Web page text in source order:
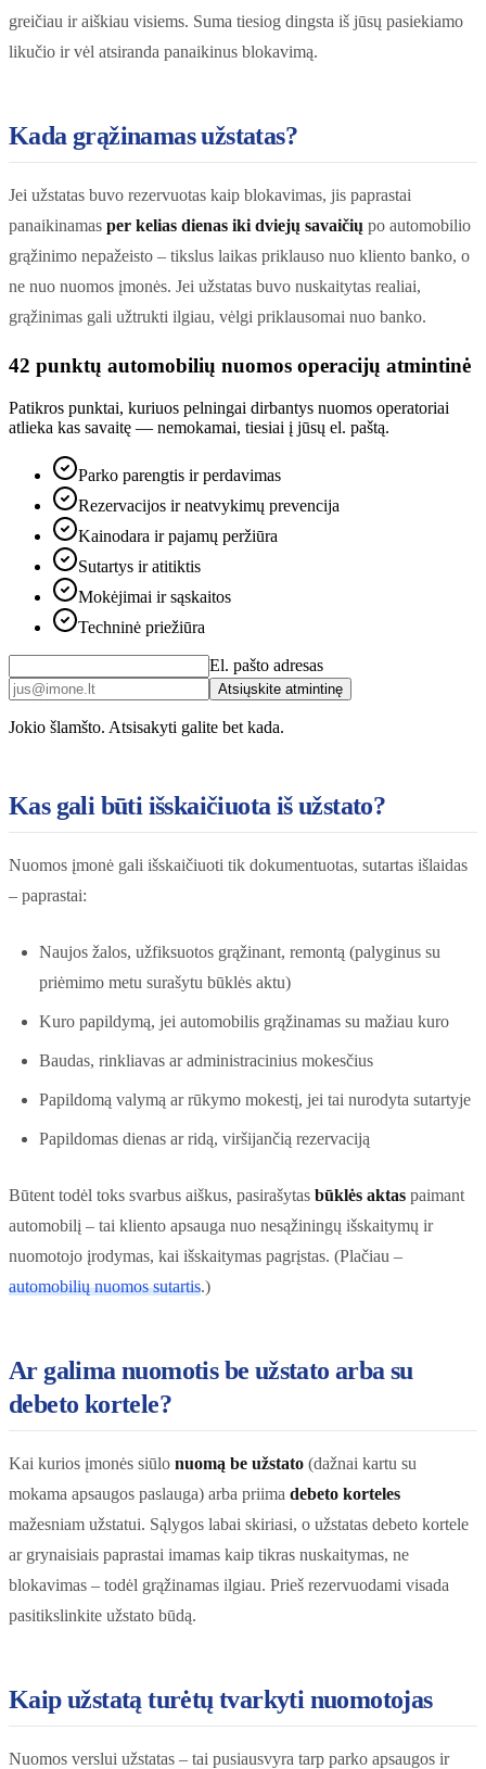
greičiau ir aiškiau visiems. Suma tiesiog dingsta iš jūsų pasiekiamo
likučio ir vėl atsiranda panaikinus blokavimą.
Kada grąžinamas užstatas?
Jei užstatas buvo rezervuotas kaip blokavimas, jis paprastai
panaikinamas per kelias dienas iki dviejų savaičių po automobilio
grąžinimo nepažeisto – tikslus laikas priklauso nuo kliento banko, o
ne nuo nuomos įmonės. Jei užstatas buvo nuskaitytas realiai,
grąžinimas gali užtrukti ilgiau, vėlgi priklausomai nuo banko.
42 punktų automobilių nuomos operacijų atmintinė
Patikros punktai, kuriuos pelningai dirbantys nuomos operatoriai
atlieka kas savaitę — nemokamai, tiesiai į jūsų el. paštą.
Parko parengtis ir perdavimas
Rezervacijos ir neatvykimų prevencija
Kainodara ir pajamų peržiūra
Sutartys ir atitiktis
Mokėjimai ir sąskaitos
Techninė priežiūra
El. pašto adresas
Atsiųskite atmintinę
Jokio šlamšto. Atsisakyti galite bet kada.
Kas gali būti išskaičiuota iš užstato?
Nuomos įmonė gali išskaičiuoti tik dokumentuotas, sutartas išlaidas
– paprastai:
Naujos žalos, užfiksuotos grąžinant, remontą (palyginus su
priėmimo metu surašytu būklės aktu)
Kuro papildymą, jei automobilis grąžinamas su mažiau kuro
Baudas, rinkliavas ar administracinius mokesčius
Papildomą valymą ar rūkymo mokestį, jei tai nurodyta sutartyje
Papildomas dienas ar ridą, viršijančią rezervaciją
Būtent todėl toks svarbus aiškus, pasirašytas būklės aktas paimant
automobilį – tai kliento apsauga nuo nesąžiningų išskaitymų ir
nuomotojo įrodymas, kai išskaitymas pagrįstas. (Plačiau –
automobilių nuomos sutartis.)
Ar galima nuomotis be užstato arba su
debeto kortele?
Kai kurios įmonės siūlo nuomą be užstato (dažnai kartu su
mokama apsaugos paslauga) arba priima debeto korteles
mažesniam užstatui. Sąlygos labai skiriasi, o užstatas debeto kortele
ar grynaisiais paprastai imamas kaip tikras nuskaitymas, ne
blokavimas – todėl grąžinamas ilgiau. Prieš rezervuodami visada
pasitikslinkite užstato būdą.
Kaip užstatą turėtų tvarkyti nuomotojas
Nuomos verslui užstatas – tai pusiausvyra tarp parko apsaugos ir